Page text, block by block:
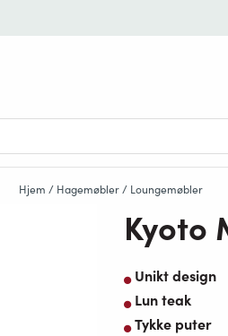
Hjem / Hagemøbler/ Loungemøbler
Kyoto
Unikt design
Lun teak
Tykke puter